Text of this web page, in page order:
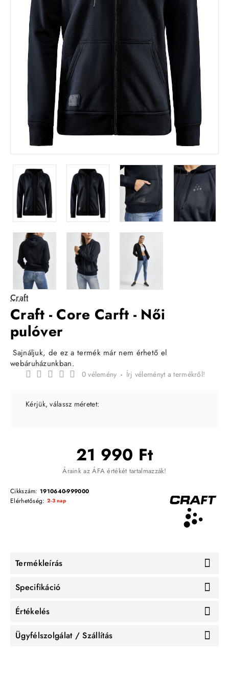
Craft
Craft - Core Carft - Női
pulóver
Sajnáljuk, de ez a termék már nem érhető el
webáruházunkban.
0 vélemény - Írj véleményt a termékről!
21 990 Ft
Áraink az ÁFA értékét tartalmazzák!
Cikkszám: 1910640-999000
Elérhetőség: 2-3 nap
Kérjük, válassz méretet:
Termékleírás
Specifikáció
Értékelés
Ügyfélszolgálat / Szállítás